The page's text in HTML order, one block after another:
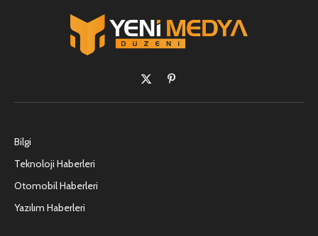
X
(Twitter)
Pinterest'in
Bilgi
Teknoloji Haberleri
Otomobil Haberleri
Yazılım Haberleri